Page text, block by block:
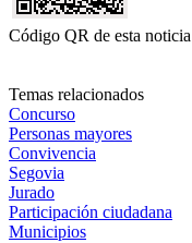
Código QR de esta noticia
Temas relacionados
Concurso
Personas mayores
Convivencia
Segovia
Jurado
Participación ciudadana
Municipios